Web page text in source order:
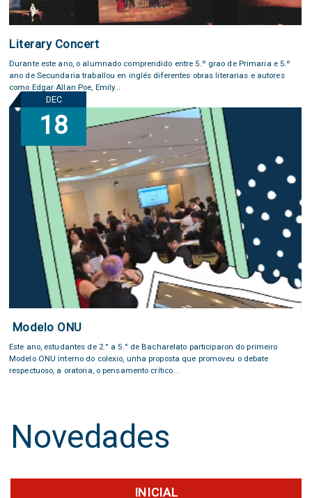
Literary Concert
Durante este ano, o alumnado comprendido entre 5.º grao de Primaria e 5.º
ano de Secundaria traballou en inglés diferentes obras literarias e autores
como Edgar Allan Poe, Emily...
DEC
18
Modelo ONU
Este ano, estudantes de 2.° a 5.° de Bacharelato participaron do primeiro
Modelo ONU interno do colexio, unha proposta que promoveu o debate
respectuoso, a oratoria, o pensamento crítico...
Novedades
INICIAL